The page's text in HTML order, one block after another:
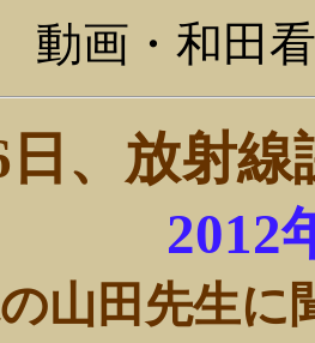
動画・和田
日、放射
2012
山田先生